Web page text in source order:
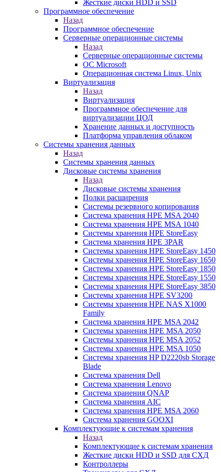
Жесткие диски HDD и SSD
Программное обеспечение
Назад
Программное обеспечение
Серверные операционные системы
Назад
Серверные операционные системы
ОС Microsoft
Операционная система Linux, Unix
Виртуализация
Назад
Виртуализация
Программное обеспечение для
виртуализации ЦОД
Хранение данных и доступность
Платформа управления облаком
Системы хранения данных
Назад
Системы хранения данных
Дисковые системы хранения
Назад
Дисковые системы хранения
Полки расширения
Системы резервного копирования
Система хранения HPE MSA 2040
Система хранения HPE MSA 1040
Системы хранения HPE StoreEasy
Система хранения HPE 3PAR
Системы хранения HPE StoreEasy 1450
Системы хранения HPE StoreEasy 1650
Системы хранения HPE StoreEasy 1850
Системы хранения HPE StoreEasy 1550
Системы хранения HPE StoreEasy 3850
Системы хранения HPE SV3200
Системы хранения HPE NAS X1000
Family
Система хранения HPE MSA 2042
Системы хранения HPE MSA 2050
Системы хранения HPE MSA 2052
Системы хранения HPE MSA 1050
Системы хранения HP D2220sb Storage
Blade
Система хранения Dell
Система хранения Lenovo
Система хранения QNAP
Система хранения AIC
Система хранения HPE MSA 2060
Система хранения GOOXI
Комплектующие к системам хранения
Назад
Комплектующие к системам хранения
Жесткие диски HDD и SSD для СХД
Контроллеры